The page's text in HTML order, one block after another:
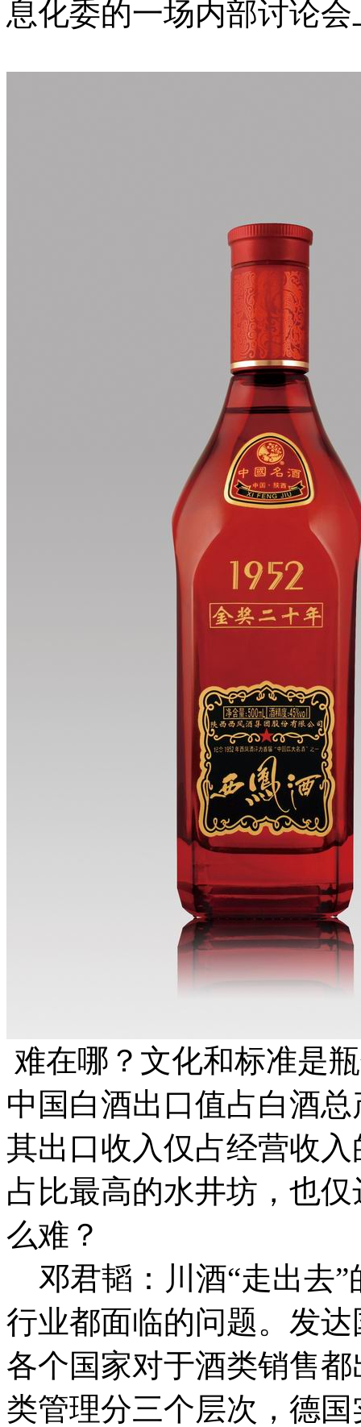
息化委的一场内部讨论
难在哪？文化和标准是
中国白酒出口值占白酒
其出口收入仅占经营收
占比最高的水井坊，也
么难？
邓君韬：川酒“走出去”
行业都面临的问题。发
各个国家对于酒类销售
类管理分三个层次，德